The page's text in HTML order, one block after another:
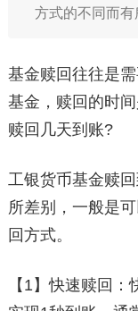
方式的不同而
基金赎回往往是
基金，赎回的时
赎回几天到账?
工银货币基金赎
所差别，一般是
回方式。
【1】快速赎回